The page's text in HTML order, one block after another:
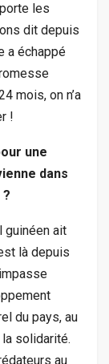
les
dit depuis
a échappé
mois, on n’a
!
une
dans
guinéen ait
là depuis
du pays, au
solidarité.
au